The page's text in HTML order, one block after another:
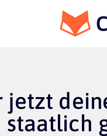
jetzt
staatlich